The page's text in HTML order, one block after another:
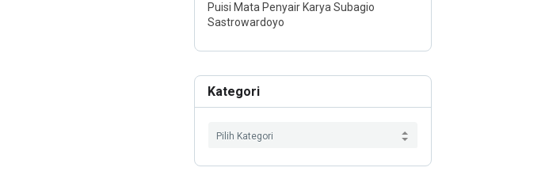
Puisi Mata Penyair Karya Subagio
Sastrowardoyo
Kategori